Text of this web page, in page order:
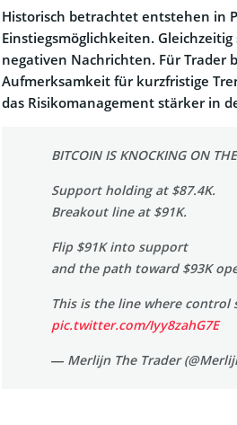
Historisch betrachtet entstehen in
Einstiegsmöglichkeiten.
negativen Nachrichten. Für Trader
Aufmerksamkeit für kurzfristige
das Risikomanagement stärker in
BITCOIN IS KNOCKING ON
Support holding at $87.4K.
Breakout line at $91K.
Flip $91K into support
and the path toward $93K
This is the line where
pic.twitter.com/Iyy8zahG7E
— Merlijn The Trader